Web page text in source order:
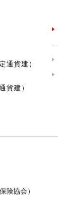
通貨建）
貨建）
険協会）